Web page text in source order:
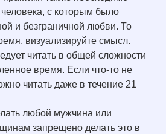
с которым было
и безграничной любви. То
визуализируйте смысл.
читать в общей сложности
время. Если что-то не
читать даже в течение 21
любой мужчина или
запрещено делать это в